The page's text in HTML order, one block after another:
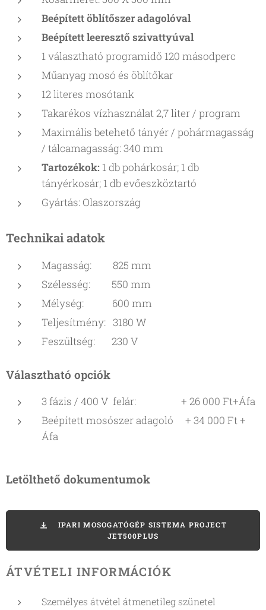
Beépített öblítőszer adagolóval
Beépített leeresztő szivattyúval
1 választható programidő 120 másodperc
Műanyag mosó és öblítőkar
12 literes mosótank
Takarékos vízhasználat 2,7 liter / program
Maximális betehető tányér / pohármagasság
/ tálcamagasság: 340 mm
Tartozékok: 1 db pohárkosár; 1 db
tányérkosár; 1 db evőeszköztartó
Gyártás: Olaszország
Technikai adatok
Magasság: 825 mm
Szélesség: 550 mm
Mélység: 600 mm
Teljesítmény: 3180 W
Feszültség: 230 V
Választható opciók
3 fázis / 400 V felár: + 26 000 Ft+Áfa
Beépített mosószer adagoló + 34 000 Ft +
Áfa
Letölthető dokumentumok
IPARI MOSOGATÓGÉP SISTEMA PROJECT
JET500PLUS
ÁTVÉTELI INFORMÁCIÓK
Személyes átvétel átmenetileg szünetel